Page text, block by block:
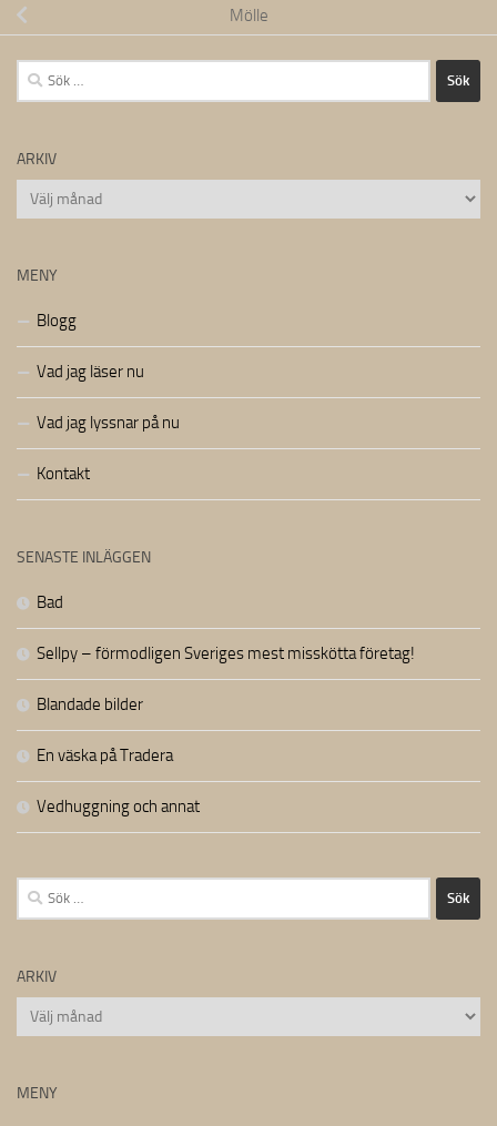
Mölle
Sök
efter:
ARKIV
Arkiv
MENY
Blogg
Vad jag läser nu
Vad jag lyssnar på nu
Kontakt
SENASTE INLÄGGEN
Bad
Sellpy – förmodligen Sveriges mest misskötta företag!
Blandade bilder
En väska på Tradera
Vedhuggning och annat
Sök
efter:
ARKIV
Arkiv
MENY